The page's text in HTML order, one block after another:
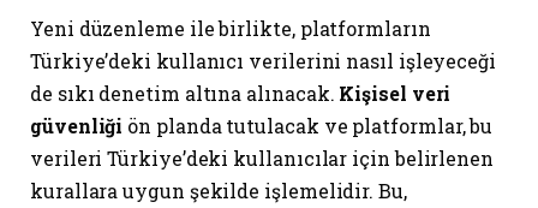
Yeni düzenleme ile birlikte, platformların
Türkiye’deki kullanıcı verilerini nasıl işleyeceği
de sıkı denetim altına alınacak. Kişisel veri
güvenliği ön planda tutulacak ve platformlar, bu
verileri Türkiye’deki kullanıcılar için belirlenen
kurallara uygun şekilde işlemelidir. Bu,